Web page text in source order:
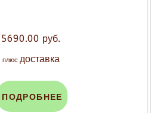
5690.00 руб.
плюс доставка
ПОДРОБНЕЕ